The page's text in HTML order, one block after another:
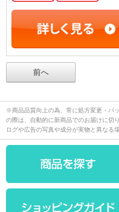
前へ
※商品品質向上の為、常に処方変更・パ
の際は、自動的に新商品でのお届けに切
ログや広告の写真や成分が実物と異なる